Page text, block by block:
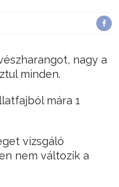
nagy a
minden.
mára 1
vizsgáló
nem változik a